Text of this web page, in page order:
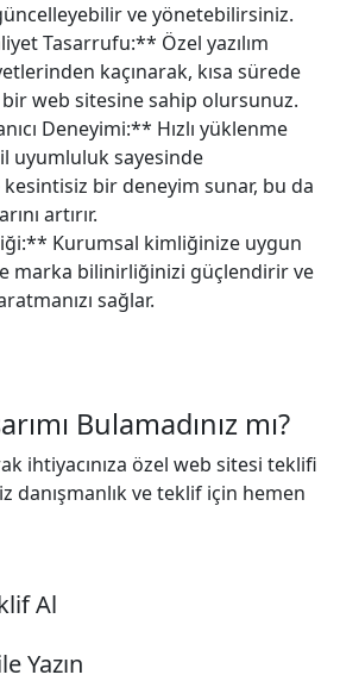
ve yönetebilirsiniz.
Tasarrufu:** Özel yazılım
kaçınarak, kısa sürede
bir web sitesine sahip olursunuz.
Deneyimi:** Hızlı yüklenme
uyumluluk sayesinde
bir deneyim sunar, bu da
artırır.
Kurumsal kimliğinize uygun
marka bilinirliğinizi güçlendirir ve
sağlar.
Bulamadınız mı?
ihtiyacınıza özel web sitesi teklifi
danışmanlık ve teklif için hemen
Al
Yazın